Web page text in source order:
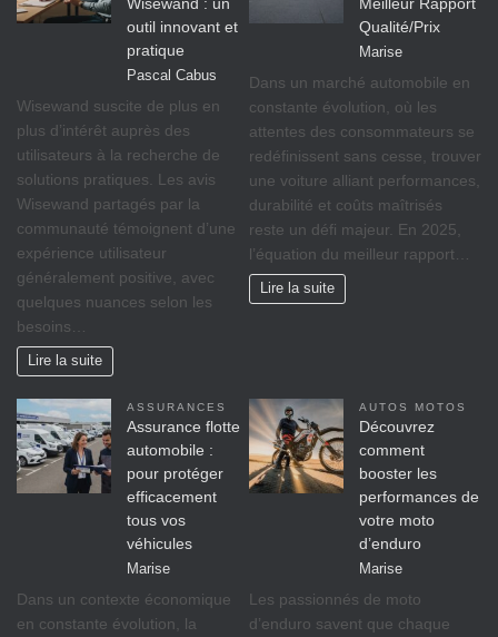
outil innovant et
pratique
Pascal Cabus
Wisewand suscite de plus en
plus d’intérêt auprès des
utilisateurs à la recherche de
solutions pratiques. Les avis
Wisewand partagés par la
communauté témoignent d’une
expérience utilisateur
généralement positive, avec
quelques nuances selon les
besoins…
Lire la suite
Qualité/Prix
Marise
Dans un marché automobile en
constante évolution, où les
attentes des consommateurs se
redéfinissent sans cesse, trouver
une voiture alliant performances,
durabilité et coûts maîtrisés
reste un défi majeur. En 2025,
l’équation du meilleur rapport…
Lire la suite
ASSURANCES
Assurance flotte
automobile :
pour protéger
efficacement
tous vos
véhicules
Marise
Dans un contexte économique
en constante évolution, la
AUTOS MOTOS
Découvrez
comment
booster les
performances de
votre moto
d’enduro
Marise
Les passionnés de moto
d’enduro savent que chaque